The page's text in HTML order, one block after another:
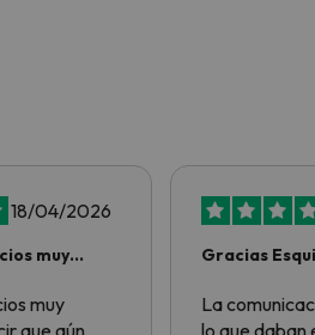
18/04/2026
muy
muy
que aún
Gracias
La
lo que daban